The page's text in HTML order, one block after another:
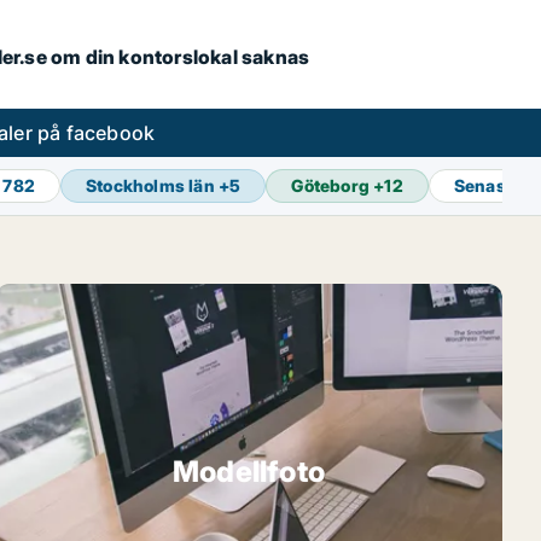
om din kontorslokal saknas
på facebook
782 Stockholms län +5 Göteborg +12 Senaste
Modellfoto